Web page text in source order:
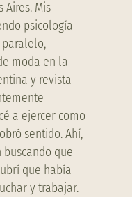
Aires. Mis
psicología
paralelo,
moda en la
y revista
a ejercer como
sentido. Ahí,
que
que había
y trabajar.